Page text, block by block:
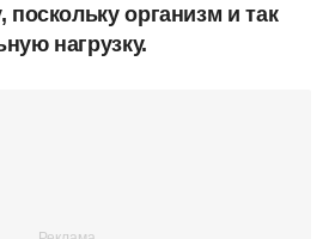
поскольку организм и так
нагрузку.